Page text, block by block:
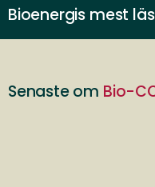
Bioenergis mest
Senaste om Bio-